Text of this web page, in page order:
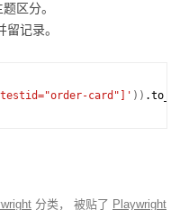
区分。
记录。
card"]' )) .
分类， 被贴了 Playwright